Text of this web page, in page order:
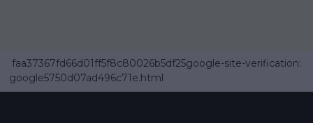
faa37367fd66d01ff5f8c80026b5df25google-site-verification:
google5750d07ad496c71e.html